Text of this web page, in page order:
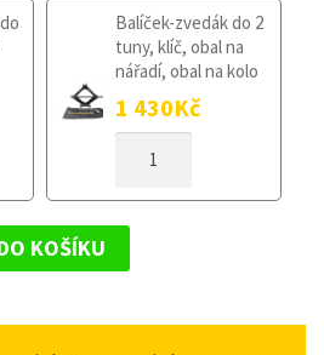
Balíček-zvedák do 2
tuny, klíč, obal na
nářadí, obal na kolo
1 430Kč
KOLO
OD
KOŠÍKU